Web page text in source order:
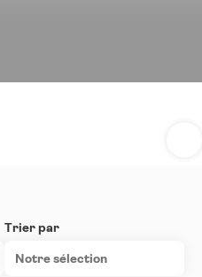
Trier par
Notre sélection